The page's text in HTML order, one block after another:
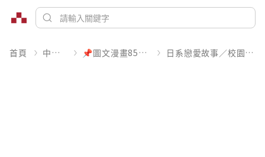
首頁 中文書 📌圖文漫畫85折起 日系戀愛故事／校園青春